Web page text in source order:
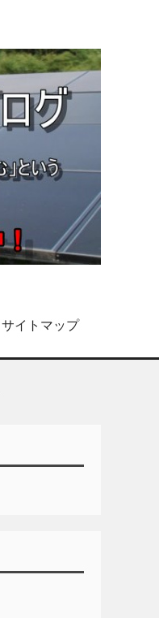
サイトマップ